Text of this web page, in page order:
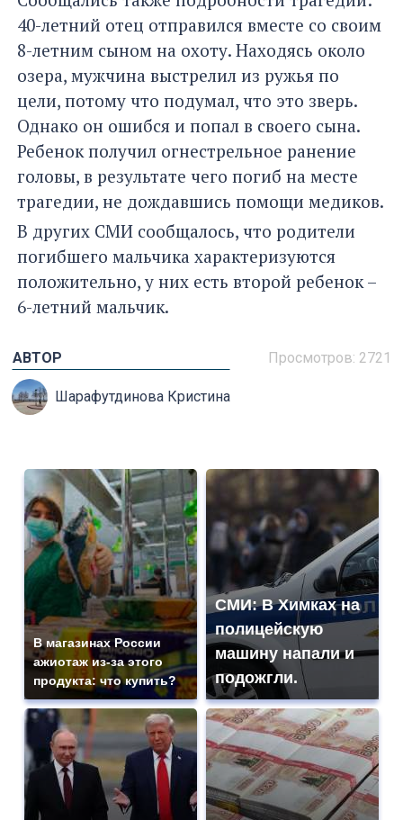
40-летний отец отправился вместе со своим
8-летним сыном на охоту. Находясь около
озера, мужчина выстрелил из ружья по
цели, потому что подумал, что это зверь.
Однако он ошибся и попал в своего сына.
Ребенок получил огнестрельное ранение
головы, в результате чего погиб на месте
трагедии, не дождавшись помощи медиков.
В других СМИ сообщалось, что родители
погибшего мальчика характеризуются
положительно, у них есть второй ребенок –
6-летний мальчик.
Просмотров: 2721
АВТОР
Шарафутдинова Кристина
В магазинах России
ажиотаж из-за этого
продукта: что купить?
СМИ: В Химках на
полицейскую
машину напали и
подожгли.